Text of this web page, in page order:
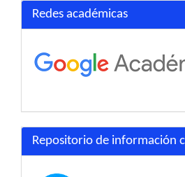
Redes académicas
Repositorio de información